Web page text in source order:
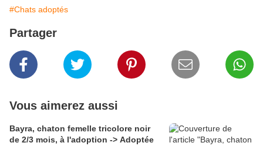
#Chats adoptés
Partager
Vous aimerez aussi
Bayra, chaton femelle tricolore noir
de 2/3 mois, à l'adoption -> Adoptée